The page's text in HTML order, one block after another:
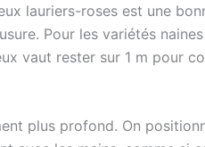
lauriers-roses est une
Pour les variétés naines
vaut rester sur 1 m pour
plus profond. On